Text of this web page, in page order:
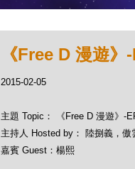
《Free D 漫遊
2015-02-05
主題 Topic： 《Free D 漫遊》-
主持人 Hosted by： 陸捌義，傲
嘉賓 Guest：楊熙